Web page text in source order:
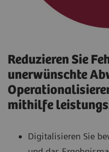
Reduzieren Sie
unerwünschte
mithilfe
Digitalisieren Sie